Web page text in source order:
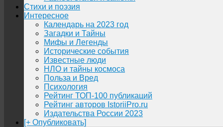
Стихи и поэзия
Интересное
Календарь на 2023 год
Загадки и Тайны
Мифы и Легенды
Исторические события
Известные люди
НЛО и тайны космоса
Польза и Вред
Психология
Рейтинг ТОП-100 публикаций
Рейтинг авторов IstoriiPro.ru
Издательства России 2023
[+ Опубликовать]